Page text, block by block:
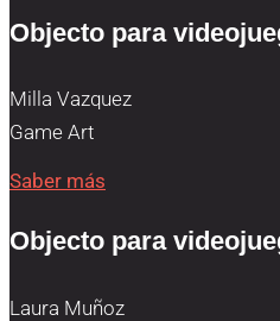
Objecto para
Milla Vazquez
Game Art
Saber más
Objecto para
Laura Muñoz